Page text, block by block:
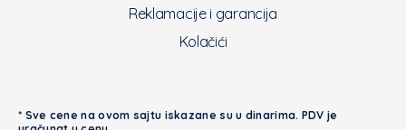
Reklamacije i garancija
Kolačići
* Sve cene na ovom sajtu iskazane su u dinarima. PDV je